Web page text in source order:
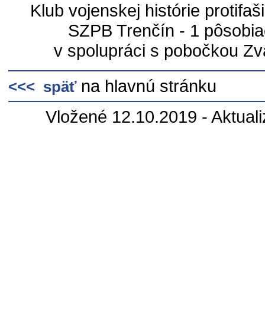
Klub vojenskej histórie
SZPB Trenčín - 1
v spolupráci s pobočkou
<<< späťna hlavnú stránku
Vložené 12.10.2019 -